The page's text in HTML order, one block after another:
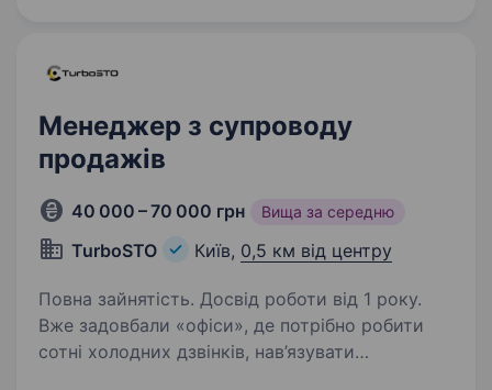
Менеджер з супроводу
продажів
40 000 – 70 000 грн Вища за середню
TurboSTO Київ, 0,5 км від центру
Повна зайнятість. Досвід роботи від 1 року.
Вже задовбали «офіси», де потрібно робити
сотні холодних дзвінків, нав’язувати